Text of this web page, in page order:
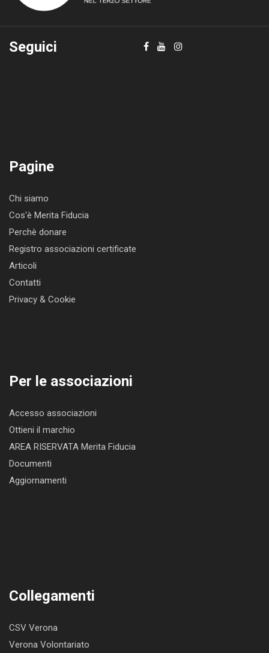
Seguici
Pagine
Chi siamo
Cos'è Merita Fiducia
Perchè donare
Registro associazioni certificate
Articoli
Contatti
Privacy & Cookie
Per le associazioni
Accesso associazioni
Ottieni il marchio
AREA RISERVATA Merita Fiducia
Documenti
Aggiornamenti
Collegamenti
CSV Verona
Verona Volontariato